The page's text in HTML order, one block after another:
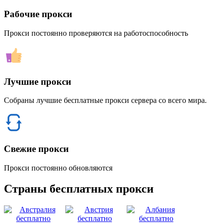
Рабочие прокси
Прокси постоянно проверяются на работоспособность
Лучшие прокси
Собраны лучшие бесплатные прокси сервера со всего мира.
Свежие прокси
Прокси постоянно обновляются
Страны бесплатных прокси